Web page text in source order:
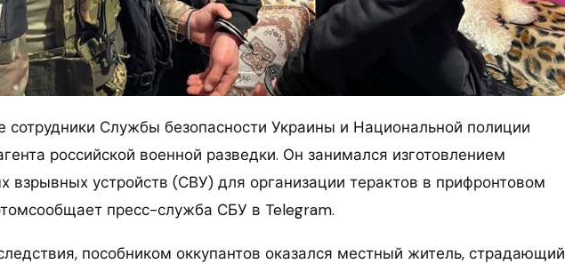
сотрудники Службы безопасности Украины и Национальной полиции
российской военной разведки. Он занимался изготовлением
взрывных устройств (СВУ) для организации терактов в прифронтовом
пресс-служба СБУ в Telegram.
пособником оккупантов оказался местный житель, страдающий